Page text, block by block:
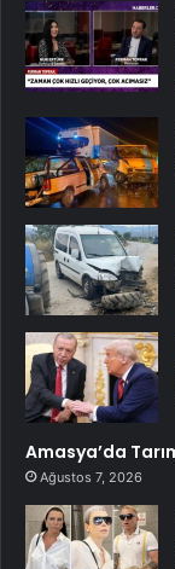
Amasya’da
Ağustos 7, 2026